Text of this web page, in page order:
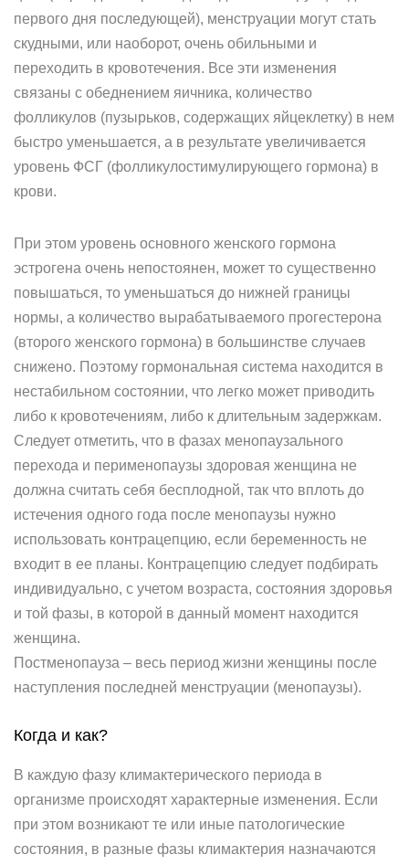
первого дня последующей), менструации могут стать
скудными, или наоборот, очень обильными и
переходить в кровотечения. Все эти изменения
связаны с обеднением яичника, количество
фолликулов (пузырьков, содержащих яйцеклетку) в нем
быстро уменьшается, а в результате увеличивается
уровень ФСГ (фолликулостимулирующего гормона) в
крови.
При этом уровень основного женского гормона
эстрогена очень непостоянен, может то существенно
повышаться, то уменьшаться до нижней границы
нормы, а количество вырабатываемого прогестерона
(второго женского гормона) в большинстве случаев
снижено. Поэтому гормональная система находится в
нестабильном состоянии, что легко может приводить
либо к кровотечениям, либо к длительным задержкам.
Следует отметить, что в фазах менопаузального
перехода и перименопаузы здоровая женщина не
должна считать себя бесплодной, так что вплоть до
истечения одного года после менопаузы нужно
использовать контрацепцию, если беременность не
входит в ее планы. Контрацепцию следует подбирать
индивидуально, с учетом возраста, состояния здоровья
и той фазы, в которой в данный момент находится
женщина.
Постменопауза – весь период жизни женщины после
наступления последней менструации (менопаузы).
Когда и как?
В каждую фазу климактерического периода в
организме происходят характерные изменения. Если
при этом возникают те или иные патологические
состояния, в разные фазы климактерия назначаются